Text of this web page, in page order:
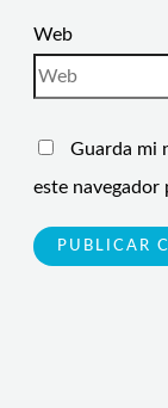
Web
Guarda mi
este navegador